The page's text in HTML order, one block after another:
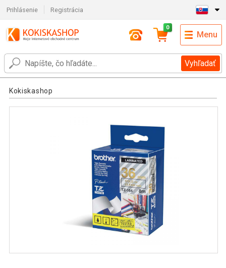
Prihlásenie Registrácia
Vyhľadať
0
Menu
Kokiskashop